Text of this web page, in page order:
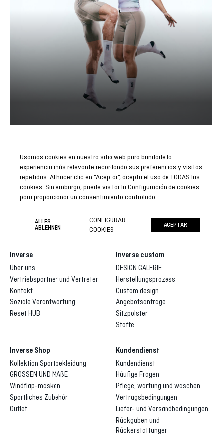
Abonnieren Sie unseren Newsletter
Seien Sie der Erste, der alle unsere Neuigkeiten, Berichte und
Sonderaktionen erfährt.
Inverse
Über uns
Vertriebspartner und Vertreter
Kontakt
Soziale Verantwortung
Reset HUB
Inverse custom
DESIGN GALERIE
Herstellungsprozess
Custom design
Angebotsanfrage
Sitzpolster
Stoffe
Inverse Shop
Kollektion Sportbekleidung
GRÖSSEN UND MAßE
Windflap-masken
Sportliches Zubehör
Outlet
Kundendienst
Kundendienst
Häufige Fragen
Pflege, wartung und waschen
Vertragsbedingungen
Liefer- und Versandbedingungen
Rückgaben und
Rückerstattungen
Usamos cookies en nuestro sitio web para brindarle la
experiencia más relevante recordando sus preferencias y visitas
repetidas. Al hacer clic en "Aceptar", acepta el uso de TODAS las
cookies. Sin embargo, puede visitar la Configuración de cookies
para proporcionar un consentimiento controlado.
ALLES
ABLEHNEN
CONFIGURAR
COOKIES
ACEPTAR